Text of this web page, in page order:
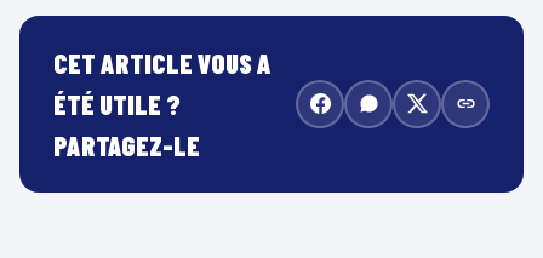
CET ARTICLE VOUS A
ÉTÉ UTILE ?
PARTAGEZ-LE